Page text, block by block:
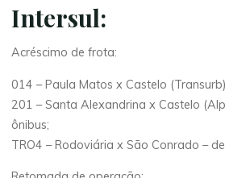
Intersul:
Acréscimo de frota:
014 – Paula Matos x Castelo
201 – Santa Alexandrina x Castelo
ônibus;
TRO4 – Rodoviária x São Conrado –